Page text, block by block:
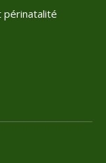
périnatalité